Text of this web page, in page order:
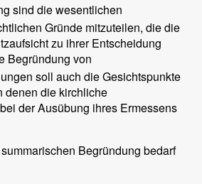
sind die wesentlichen
Gründe mitzuteilen, die die
zu ihrer Entscheidung
Begründung von
soll auch die Gesichtspunkte
denen die kirchliche
der Ausübung ihres Ermessens
Begründung bedarf